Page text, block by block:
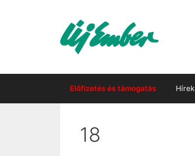
Előfizetés és támogatás Hírek
18